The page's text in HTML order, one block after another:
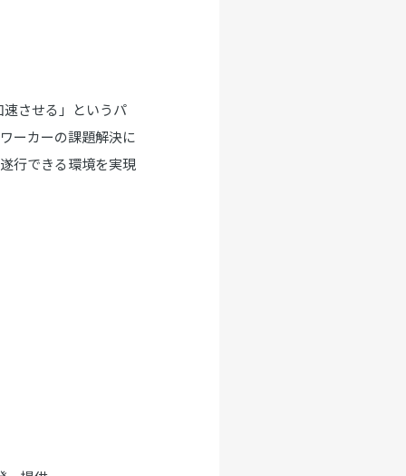
させる」というパ
ーカーの課題解決に
行できる環境を実現